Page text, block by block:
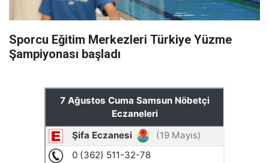
Sporcu Eğitim Merkezleri Türkiye Yüzme
Şampiyonası başladı